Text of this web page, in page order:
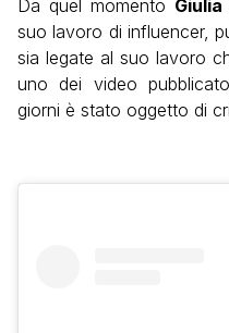
Da quel momento Giulia
suo lavoro di influencer,
sia legate al suo lavoro
uno dei video
giorni è stato oggetto di